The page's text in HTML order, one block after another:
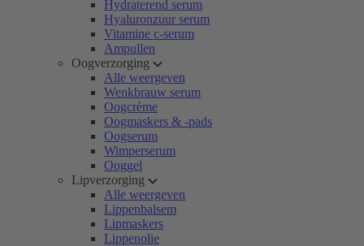
Hydraterend serum
Hyaluronzuur serum
Vitamine c-serum
Ampullen
Oogverzorging
Alle weergeven
Wenkbrauw serum
Oogcrème
Oogmaskers & -pads
Oogserum
Wimperserum
Ooggel
Lipverzorging
Alle weergeven
Lippenbalsem
Lipmaskers
Lippenolie